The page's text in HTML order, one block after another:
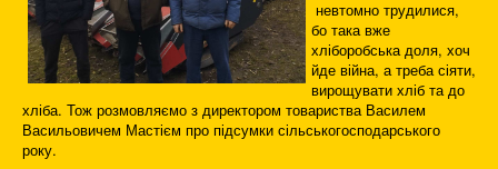
невтомно трудилися,
бо така вже
хліборобська доля, хоч
йде війна, а треба сіяти,
вирощувати хліб та до
хліба. Тож розмовляємо з директором товариства Василем
Васильовичем Мастієм про підсумки сільськогосподарського
року.